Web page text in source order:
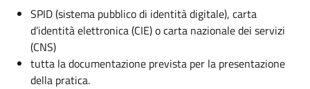
SPID (sistema pubblico di identità digitale), carta
d’identità elettronica (CIE) o carta nazionale dei servizi
(CNS)
tutta la documentazione prevista per la presentazione
della pratica.